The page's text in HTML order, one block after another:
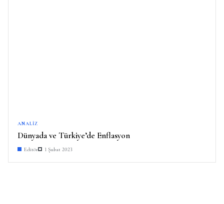
ANALIZ
Dünyada ve Türkiye’de Enflasyon
Editör 1 Şubat 2023